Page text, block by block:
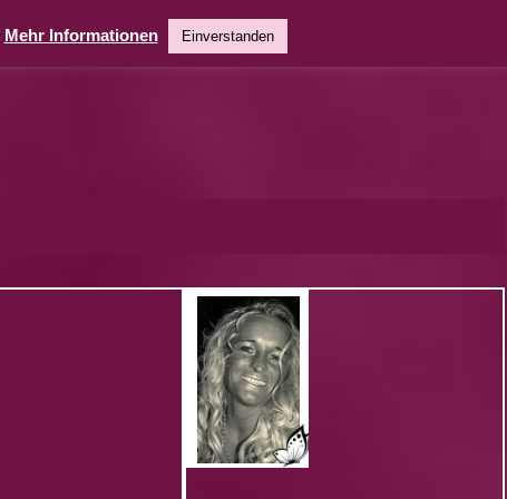
Mehr Informationen Einverstanden